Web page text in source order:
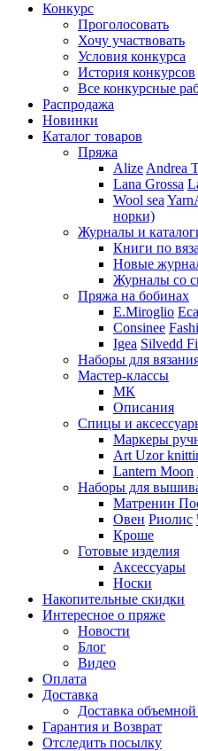
Конкурс
Проголосовать
Хочу участвовать
Условия конкурса
История конкурсов
Все конкурсные
Распродажа
Новинки
Каталог товаров
Пряжа
Alize Andrea
Lana Grossa
Wool sea
норки)
Журналы и
Книги по
Новые
Журналы со
Пряжа на бобинах
E.Miroglio
Consinee
Igea Silvedd
Наборы для
Мастер-классы
МК
Описания
Спицы и
Маркеры
Art Uzor
Lantern Moon
Наборы для
Матренин
Овен Риолис
Кроше
Готовые изделия
Аксессуары
Носки
Накопительные скидки
Интересное о пряже
Новости
Блог
Видео
Оплата
Доставка
Доставка
Гарантия и Возврат
Отследить посылку